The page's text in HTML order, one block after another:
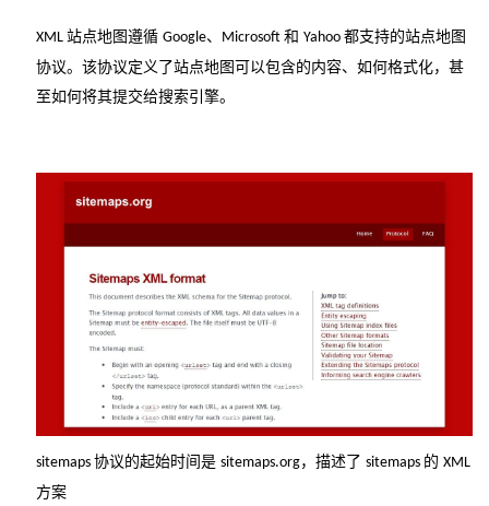
XML 站点地图遵循 Google、 Microsoft 和 Yahoo 都支持的站点地图
协议。该协议定义了站点地图可以包含的内容、如何格式化，甚
至如何将其提交给搜索引擎。
sitemaps 协议的起始时间是 sitemaps.org，描述了 sitemaps 的 XML
方案